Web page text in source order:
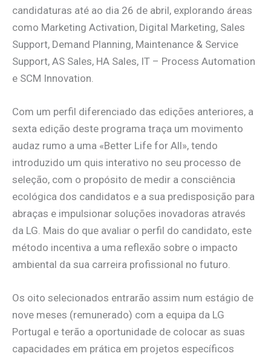
candidaturas até ao dia 26 de abril, explorando áreas
como Marketing Activation, Digital Marketing, Sales
Support, Demand Planning, Maintenance & Service
Support, AS Sales, HA Sales, IT – Process Automation
e SCM Innovation.
Com um perfil diferenciado das edições anteriores, a
sexta edição deste programa traça um movimento
audaz rumo a uma «Better Life for All», tendo
introduzido um quis interativo no seu processo de
seleção, com o propósito de medir a consciência
ecológica dos candidatos e a sua predisposição para
abraças e impulsionar soluções inovadoras através
da LG. Mais do que avaliar o perfil do candidato, este
método incentiva a uma reflexão sobre o impacto
ambiental da sua carreira profissional no futuro.
Os oito selecionados entrarão assim num estágio de
nove meses (remunerado) com a equipa da LG
Portugal e terão a oportunidade de colocar as suas
capacidades em prática em projetos específicos